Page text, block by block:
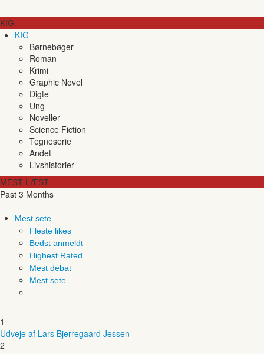
KIG
KIG
Børnebøger
Roman
Krimi
Graphic Novel
Digte
Ung
Noveller
Science Fiction
Tegneserie
Andet
Livshistorier
MEST LÆST
Past 3 Months
Mest sete
Fleste likes
Bedst anmeldt
Highest Rated
Mest debat
Mest sete
1
Udveje af Lars Bjerregaard Jessen
2